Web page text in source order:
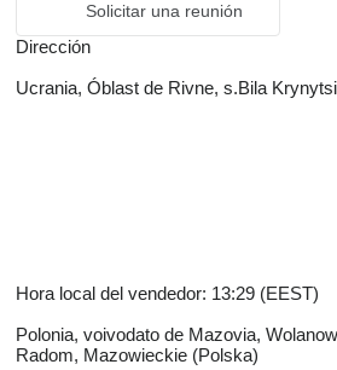
Solicitar una reunión
Dirección
Ucrania, Óblast de Rivne, s.Bila
Hora local del vendedor: 13:29 (EEST)
Polonia, voivodato de Mazovia,
Radom, Mazowieckie (Polska)